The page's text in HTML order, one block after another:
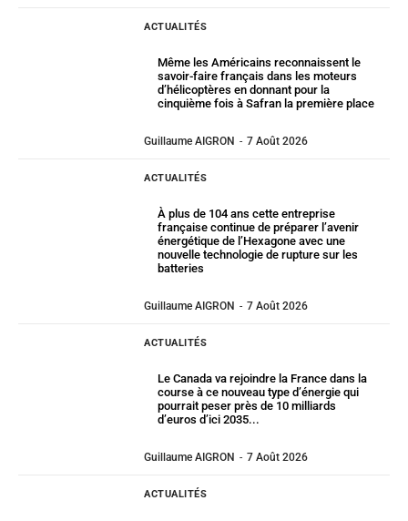
ACTUALITÉS
Même les Américains reconnaissent le
savoir-faire français dans les moteurs
d’hélicoptères en donnant pour la
cinquième fois à Safran la première place
Guillaume AIGRON - 7 Août 2026
ACTUALITÉS
À plus de 104 ans cette entreprise
française continue de préparer l’avenir
énergétique de l’Hexagone avec une
nouvelle technologie de rupture sur les
batteries
Guillaume AIGRON - 7 Août 2026
ACTUALITÉS
Le Canada va rejoindre la France dans la
course à ce nouveau type d’énergie qui
pourrait peser près de 10 milliards
d’euros d’ici 2035...
Guillaume AIGRON - 7 Août 2026
ACTUALITÉS